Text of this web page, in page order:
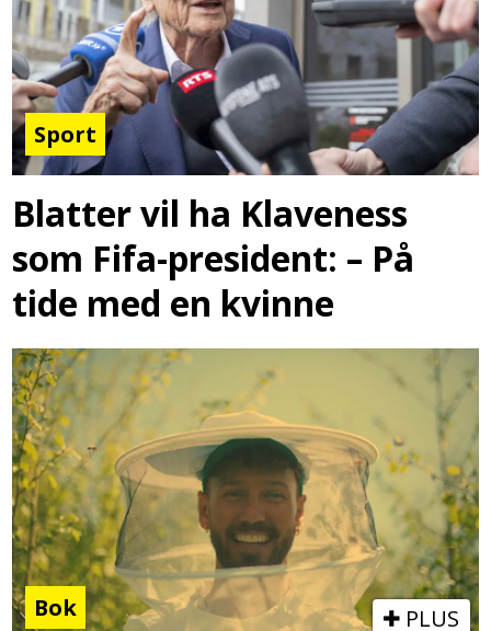
Sport
Blatter vil ha Klaveness
som Fifa-president: – På
tide med en kvinne
Bok PLUS